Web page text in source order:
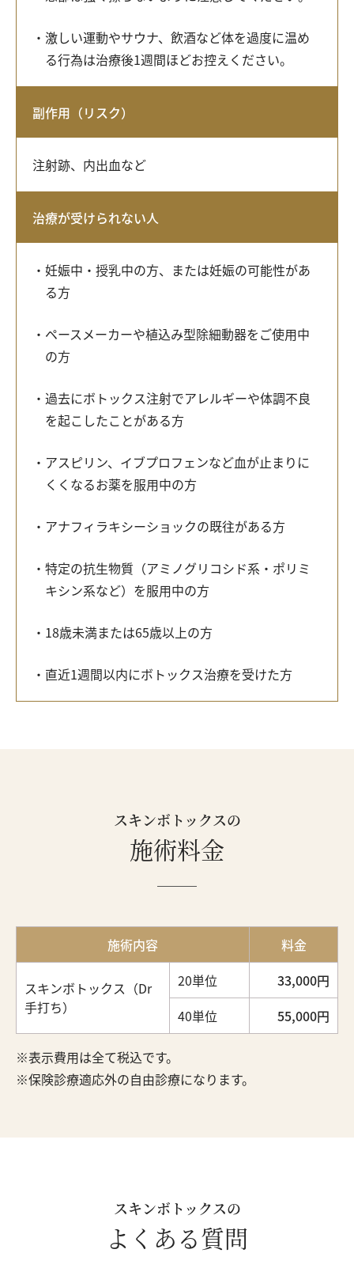
激しい運動やサウナ、飲酒など体を過度に温め
る行為は治療後1週間ほどお控えください。
副作用（リスク）
注射跡、内出血など
治療が受けられない人
妊娠中・授乳中の方、または妊娠の可能性があ
る方
ペースメーカーや植込み型除細動器をご使用中
の方
過去にボトックス注射でアレルギーや体調不良
を起こしたことがある方
アスピリン、イブプロフェンなど血が止まりに
くくなるお薬を服用中の方
アナフィラキシーショックの既往がある方
特定の抗生物質（アミノグリコシド系・ポリミ
キシン系など）を服用中の方
18歳未満または65歳以上の方
直近1週間以内にボトックス治療を受けた方
スキンボトックスの
施術料金
施術内容 料金
スキンボトックス（Dr
手打ち）
20単位
33,000円
40単位
55,000円
表示費用は全て税込です。
保険診療適応外の自由診療になります。
スキンボトックスの
よくある質問